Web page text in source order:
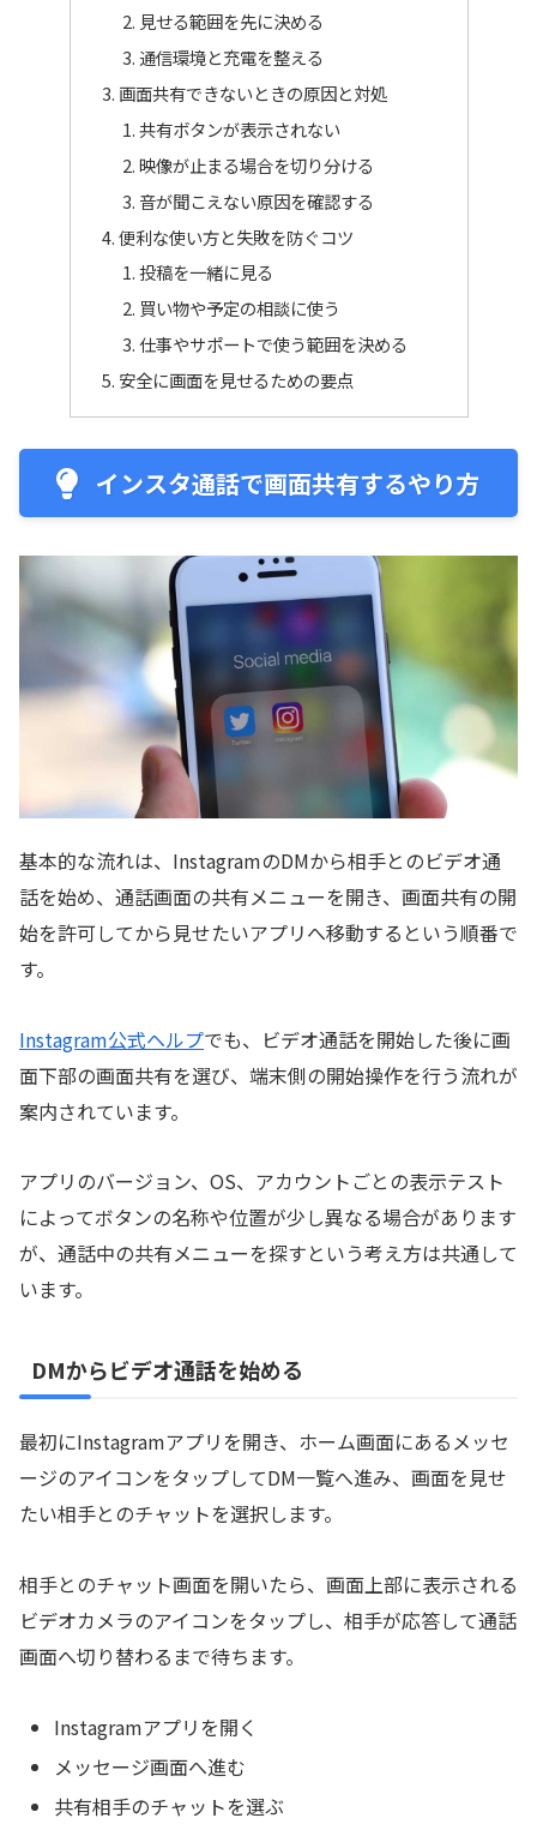
見せる範囲を先に決める
通信環境と充電を整える
画面共有できないときの原因と対処
共有ボタンが表示されない
映像が止まる場合を切り分ける
音が聞こえない原因を確認する
便利な使い方と失敗を防ぐコツ
投稿を一緒に見る
買い物や予定の相談に使う
仕事やサポートで使う範囲を決める
安全に画面を見せるための要点
インスタ通話で画面共有するやり方
基本的な流れは、InstagramのDMから相手とのビデオ通
話を始め、通話画面の共有メニューを開き、画面共有の開
始を許可してから見せたいアプリへ移動するという順番で
す。
Instagram公式ヘルプでも、ビデオ通話を開始した後に画
面下部の画面共有を選び、端末側の開始操作を行う流れが
案内されています。
アプリのバージョン、OS、アカウントごとの表示テスト
によってボタンの名称や位置が少し異なる場合があります
が、通話中の共有メニューを探すという考え方は共通して
います。
DMからビデオ通話を始める
最初にInstagramアプリを開き、ホーム画面にあるメッセ
ージのアイコンをタップしてDM一覧へ進み、画面を見せ
たい相手とのチャットを選択します。
相手とのチャット画面を開いたら、画面上部に表示される
ビデオカメラのアイコンをタップし、相手が応答して通話
画面へ切り替わるまで待ちます。
Instagramアプリを開く
メッセージ画面へ進む
共有相手のチャットを選ぶ